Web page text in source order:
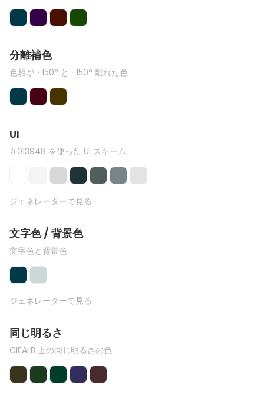
分離補色
色相が +150° と -150° 離れた色
UI
#013948 を使った UI スキーム
ジェネレーターで見る
文字色 / 背景色
文字色と背景色
ジェネレーターで見る
同じ明るさ
CIEALB 上の同じ明るさの色